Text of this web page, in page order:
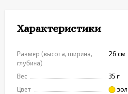
Характеристики
Размер (высота, ширина,
глубина)
26 см
Вес
35 г
Цвет